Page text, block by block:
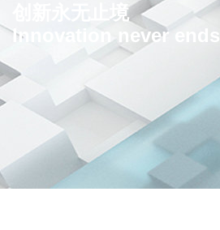
创新永无止境
Innovation never ends